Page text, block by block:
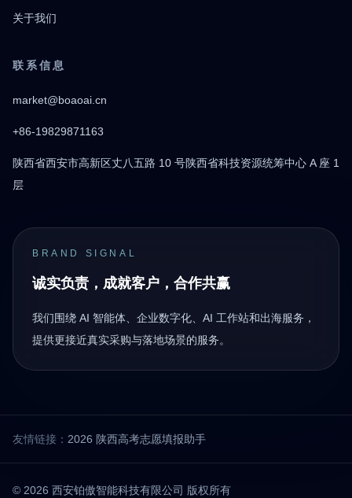
关于我们
联系信息
market@boaoai.cn
+86-19829871163
陕西省西安市高新区丈八五路 10 号陕西省科技资源统筹中心 A 座 1
层
BRAND SIGNAL
诚实负责，成就客户，合作共赢
我们围绕 AI 智能体、企业数字化、AI 工作站和出海服务，
提供更接近真实采购与落地场景的服务。
友情链接： 2026 陕西高考志愿填报助手
© 2026 西安铂傲智能科技有限公司 版权所有